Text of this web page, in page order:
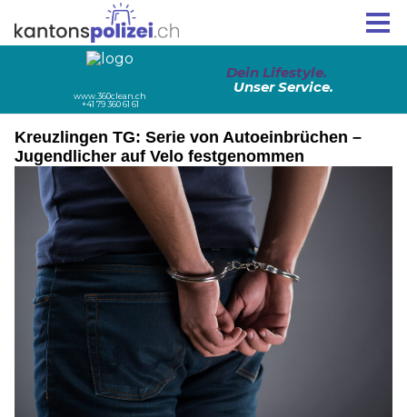
Kreuzlingen TG: Serie von Autoeinbrüchen –
Jugendlicher auf Velo festgenommen